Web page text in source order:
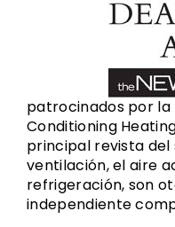
patrocinados por la
Conditioning
principal revista
ventilación, el aire
refrigeración, son
independiente